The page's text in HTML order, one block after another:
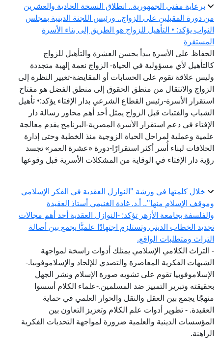
برعاية مفتي الجمهورية.. انطلاق النسخة الحادية والعشرين
دورة المقبلين على الزواج.. ورئيس اللجنة الدينية بمجلس
يؤكد: • التأهيل للزواج هو الطريق إلى بناء الأسرة
على الأسرة يبدأ بحسن العشرة والتأهيل للزواج
لأي مسؤولية في الحياة- الزواج نعمة إلهية متجددة
علاقة تقوم على الحسابات أو المقايضة-تغيير النظرة إلى
والانتقال من منطق الحقوق إلى منطق الفضل هو مفتاح
الأسرة-رئيس القطاع الشرعي بدار الإفتاء يؤكد:• تأهيل
والفتيات قبل الزواج يمثل أحد أهم محاور رسالة دار
في دعم استقرار الأسرة المصرية-البرنامج يقدم معالجة
وعملية لمراحل الحياة الزوجية منذ الخطبة وحتى إدارة
لبناء أُسر أكثر استقرارًا-دورة «عشرة العمر» تجسد
دار الإفتاء في الوقاية من المشكلات الأسرية قبل وقوعها
خلال كلمتها في ورشة "النوازل العقدية في الفكر الإسلامي
الإسلام منها".. أ.د. غادة الغنيمي أستاذ العقيدة
بجامعة الأزهر تؤكد: -النوازل العقدية أحد أهم مجالات
الخطاب الديني وتستلزم اجتهادًا علميًّا يجمع بين أصالة
ومتطلبات الواقع.
الكلامي الإسلامي يمتلك أدوات راسخة لمواجهة
الفكرية المعاصرة والتصدي للإلحاد والإسلاموفوبيا.-
تقوم على تشويه صورة الإسلام ونشر الجهل
وتبرير التمييز ضد المسلمين.-علماء الكلام أسسوا
يجمع بين العقل والنقل والحوار العلمي في حماية
- تطوير أدوات علم الكلام وتعزيز التعاون بين
الدينية والعلمية ضرورة لمواجهة التحديات الفكرية